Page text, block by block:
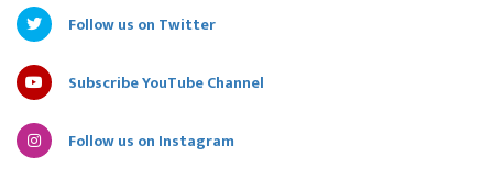
Follow us on Twitter
Subscribe YouTube Channel
Follow us on Instagram